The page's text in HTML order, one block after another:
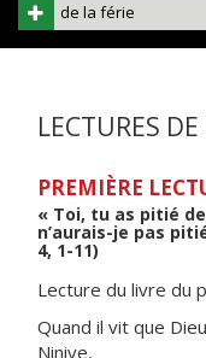
de la férie
LECTURES
PREMIÈRE
« Toi, tu as pitié
n’aurais-je pas
4, 1-11)
Lecture du livre du
Quand il vit que
Ninive,